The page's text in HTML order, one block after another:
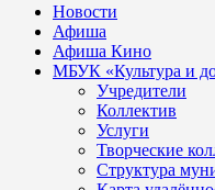
Новости
Афиша
Афиша Кино
МБУК «Культура и
Учредители
Коллектив
Услуги
Творческие
Структура